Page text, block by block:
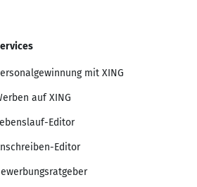
mit XING
auf XING
Editor
Editor